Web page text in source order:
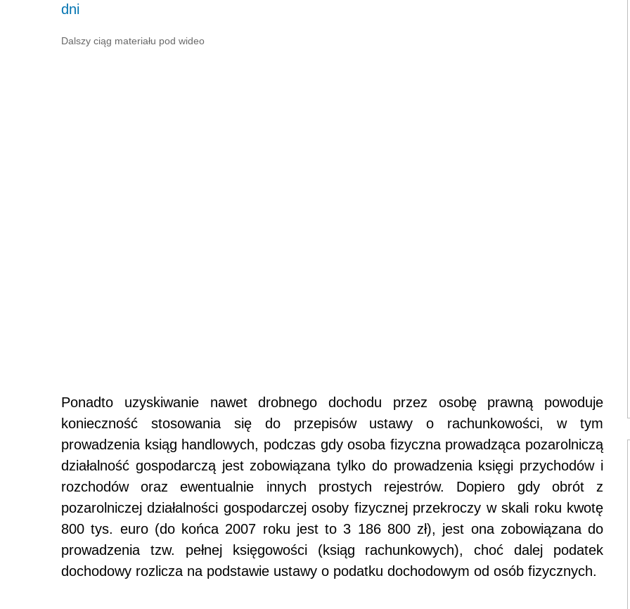
dni
Dalszy ciąg materiału pod wideo
Ponadto uzyskiwanie nawet drobnego dochodu przez osobę prawną powoduje
konieczność stosowania się do przepisów ustawy o rachunkowości, w tym
prowadzenia ksiąg handlowych, podczas gdy osoba fizyczna prowadząca pozarolniczą
działalność gospodarczą jest zobowiązana tylko do prowadzenia księgi przychodów i
rozchodów oraz ewentualnie innych prostych rejestrów. Dopiero gdy obrót z
pozarolniczej działalności gospodarczej osoby fizycznej przekroczy w skali roku kwotę
800 tys. euro (do końca 2007 roku jest to 3 186 800 zł), jest ona zobowiązana do
prowadzenia tzw. pełnej księgowości (ksiąg rachunkowych), choć dalej podatek
dochodowy rozlicza na podstawie ustawy o podatku dochodowym od osób fizycznych.